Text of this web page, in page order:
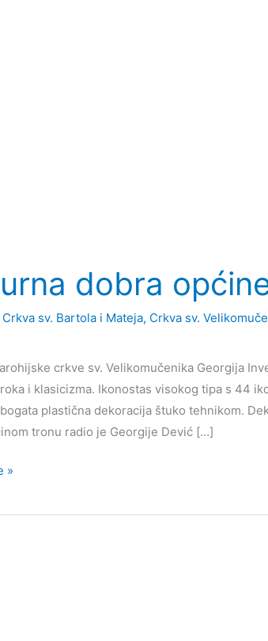
dobra
Crkva sv. Bartola i Mateja, Crkva sv.
crkve sv. Velikomučenika Georgija
i klasicizma. Ikonostas visokog tipa s 44
plastična dekoracija štuko tehnikom.
tronu radio je Georgije Dević […]
»